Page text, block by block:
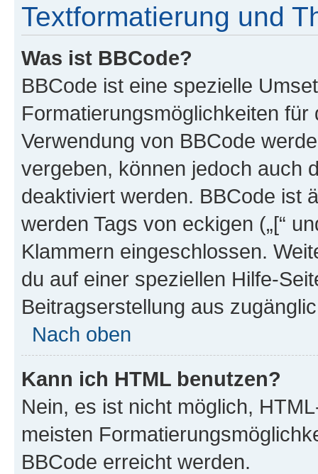
Textformatierung und
Was ist BBCode?
BBCode ist eine spezielle
Formatierungsmöglichkeiten
Verwendung von BBCode
vergeben, können jedoch auch
deaktiviert werden. BBCode ist
werden Tags von eckigen („[“
Klammern eingeschlossen.
du auf einer speziellen Hilfe-
Beitragserstellung aus
Nach oben
Kann ich HTML benutzen?
Nein, es ist nicht möglich,
meisten
BBCode erreicht werden.